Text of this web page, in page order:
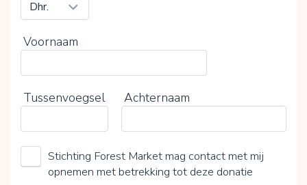
Voornaam
Tussenvoegsel Achternaam
Stichting Forest Market mag contact met mij
opnemen met betrekking tot deze donatie